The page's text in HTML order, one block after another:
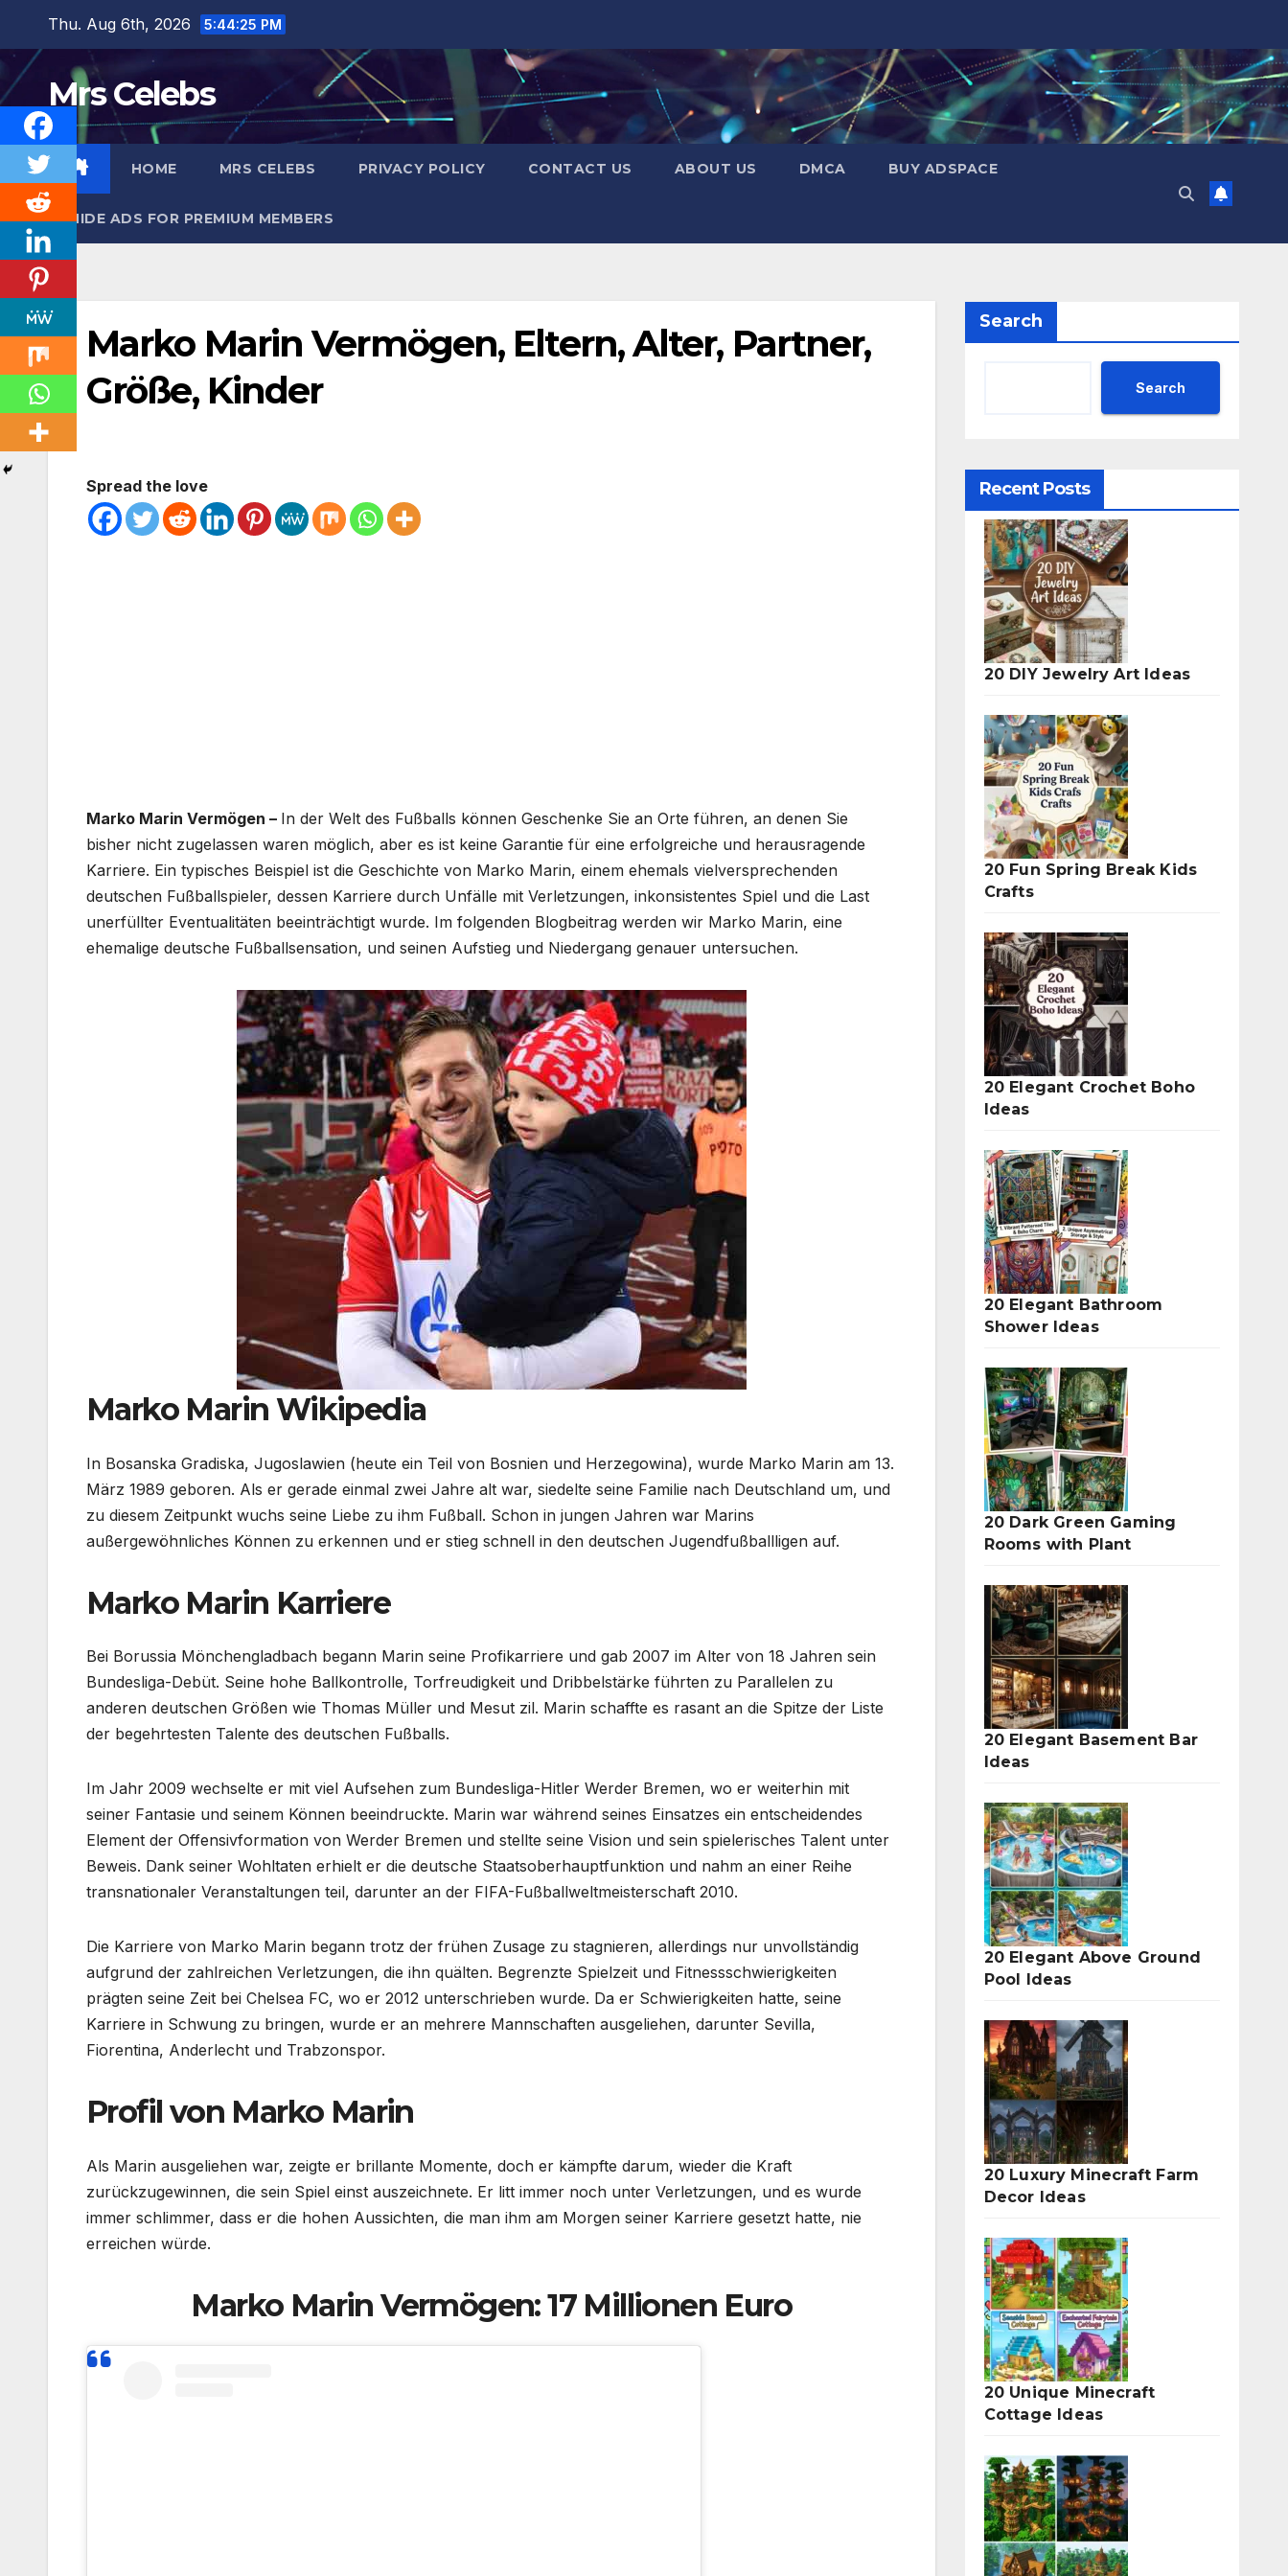
content
Thu. Aug 6th, 2026 5:44:26 PM
Mrs Celebs
HOME MRS CELEBS PRIVACY POLICY CONTACT US ABOUT US DMCA BUY ADSPACE
HIDE ADS FOR PREMIUM MEMBERS
Marko Marin Vermögen, Eltern, Alter, Partner,
Größe, Kinder
Spread the love
Marko Marin Vermögen – In der Welt des Fußballs können Geschenke Sie an Orte führen, an denen Sie
bisher nicht zugelassen waren möglich, aber es ist keine Garantie für eine erfolgreiche und herausragende
Karriere. Ein typisches Beispiel ist die Geschichte von Marko Marin, einem ehemals vielversprechenden
deutschen Fußballspieler, dessen Karriere durch Unfälle mit Verletzungen, inkonsistentes Spiel und die Last
unerfüllter Eventualitäten beeinträchtigt wurde. Im folgenden Blogbeitrag werden wir Marko Marin, eine
ehemalige deutsche Fußballsensation, und seinen Aufstieg und Niedergang genauer untersuchen.
Marko Marin Wikipedia
In Bosanska Gradiska, Jugoslawien (heute ein Teil von Bosnien und Herzegowina), wurde Marko Marin am 13.
März 1989 geboren. Als er gerade einmal zwei Jahre alt war, siedelte seine Familie nach Deutschland um, und
zu diesem Zeitpunkt wuchs seine Liebe zu ihm Fußball. Schon in jungen Jahren war Marins
außergewöhnliches Können zu erkennen und er stieg schnell in den deutschen Jugendfußballligen auf.
Marko Marin Karriere
Bei Borussia Mönchengladbach begann Marin seine Profikarriere und gab 2007 im Alter von 18 Jahren sein
Bundesliga-Debüt. Seine hohe Ballkontrolle, Torfreudigkeit und Dribbelstärke führten zu Parallelen zu
anderen deutschen Größen wie Thomas Müller und Mesut zil. Marin schaffte es rasant an die Spitze der Liste
der begehrtesten Talente des deutschen Fußballs.
Im Jahr 2009 wechselte er mit viel Aufsehen zum Bundesliga-Hitler Werder Bremen, wo er weiterhin mit
seiner Fantasie und seinem Können beeindruckte. Marin war während seines Einsatzes ein entscheidendes
Element der Offensivformation von Werder Bremen und stellte seine Vision und sein spielerisches Talent unter
Beweis. Dank seiner Wohltaten erhielt er die deutsche Staatsoberhauptfunktion und nahm an einer Reihe
transnationaler Veranstaltungen teil, darunter an der FIFA-Fußballweltmeisterschaft 2010.
Die Karriere von Marko Marin begann trotz der frühen Zusage zu stagnieren, allerdings nur unvollständig
aufgrund der zahlreichen Verletzungen, die ihn quälten. Begrenzte Spielzeit und Fitnessschwierigkeiten
prägten seine Zeit bei Chelsea FC, wo er 2012 unterschrieben wurde. Da er Schwierigkeiten hatte, seine
Karriere in Schwung zu bringen, wurde er an mehrere Mannschaften ausgeliehen, darunter Sevilla,
Fiorentina, Anderlecht und Trabzonspor.
Profil von Marko Marin
Als Marin ausgeliehen war, zeigte er brillante Momente, doch er kämpfte darum, wieder die Kraft
zurückzugewinnen, die sein Spiel einst auszeichnete. Er litt immer noch unter Verletzungen, und es wurde
immer schlimmer, dass er die hohen Aussichten, die man ihm am Morgen seiner Karriere gesetzt hatte, nie
erreichen würde.
Marko Marin Vermögen: 17 Millionen Euro
Search
Search
Recent Posts
20 DIY Jewelry Art Ideas
20 Fun Spring Break Kids
Crafts
20 Elegant Crochet Boho
Ideas
20 Elegant Bathroom
Shower Ideas
20 Dark Green Gaming
Rooms with Plant
20 Elegant Basement Bar
Ideas
20 Elegant Above Ground
Pool Ideas
20 Luxury Minecraft Farm
Decor Ideas
20 Unique Minecraft
Cottage Ideas